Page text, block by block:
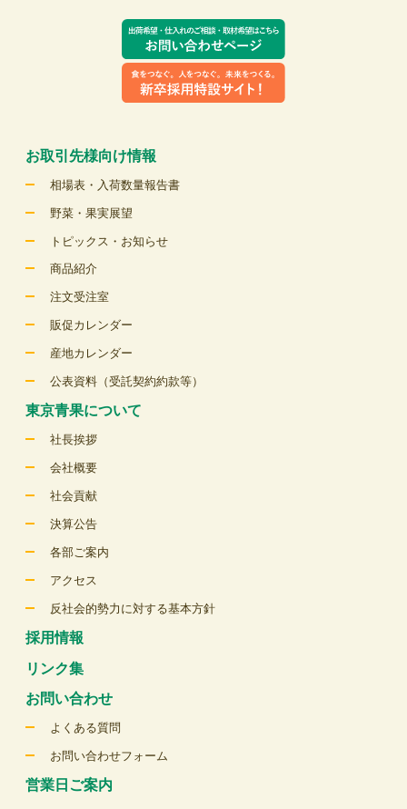
お取引先様向け情報
相場表・入荷数量報告書
野菜・果実展望
トピックス・お知らせ
商品紹介
注文受注室
販促カレンダー
産地カレンダー
公表資料（受託契約約款等）
東京青果について
社長挨拶
会社概要
社会貢献
決算公告
各部ご案内
アクセス
反社会的勢力に対する基本方針
採用情報
リンク集
お問い合わせ
よくある質問
お問い合わせフォーム
営業日ご案内